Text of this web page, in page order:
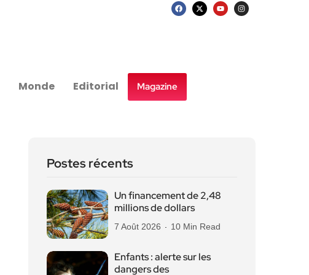
Monde Editorial Magazine
Postes récents
Un financement de 2,48
millions de dollars
7 Août 2026 10 Min Read
Enfants : alerte sur les
dangers des